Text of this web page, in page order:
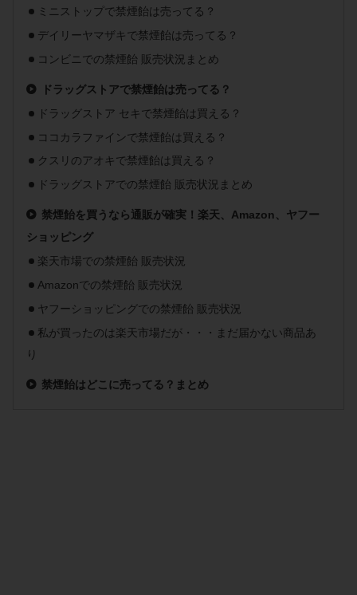
ミニストップで禁煙飴は売ってる？
デイリーヤマザキで禁煙飴は売ってる？
コンビニでの禁煙飴 販売状況まとめ
ドラッグストアで禁煙飴は売ってる？
ドラッグストア セキで禁煙飴は買える？
ココカラファインで禁煙飴は買える？
クスリのアオキで禁煙飴は買える？
ドラッグストアでの禁煙飴 販売状況まとめ
禁煙飴を買うなら通販が確実！楽天、Amazon、ヤフー
ショッピング
楽天市場での禁煙飴 販売状況
Amazonでの禁煙飴 販売状況
ヤフーショッピングでの禁煙飴 販売状況
私が買ったのは楽天市場だが・・・まだ届かない商品あ
り
禁煙飴はどこに売ってる？まとめ